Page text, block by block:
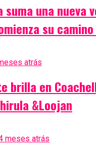
suma una nueva
su
atrás
brilla en
&Loojan
meses atrás